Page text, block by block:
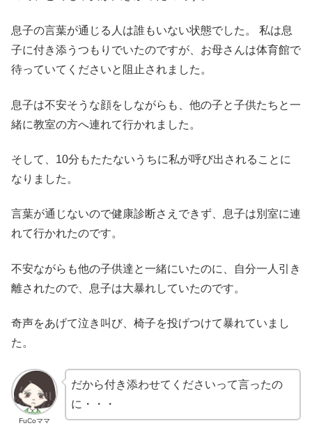
息子の言葉が通じる人は誰もいない状態でした。 私は息
子に付き添うつもりでいたのですが、お母さんは体育館で
待っていてくださいと阻止されました。
息子は不安そうな顔をしながらも、他の子と子供たちと一
緒に教室の方へ連れて行かれました。
そして、10分もたたないうちに私が呼び出されることに
なりました。
言葉が通じないので健康診断さえできず、息子は別室に連
れて行かれたのです。
不安ながらも他の子供達と一緒にいたのに、自分一人引き
離されたので、息子は大暴れしていたのです。
奇声をあげて泣き叫び、椅子を投げつけて暴れていまし
た。
FuCoママ
だから付き添わせてくださいって言ったの
に・・・